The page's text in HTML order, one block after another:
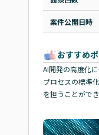
案件公開日時
おすすめ
AI開発の高度化
プロセスの標準
を担うことができ